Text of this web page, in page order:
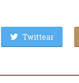
Twittear